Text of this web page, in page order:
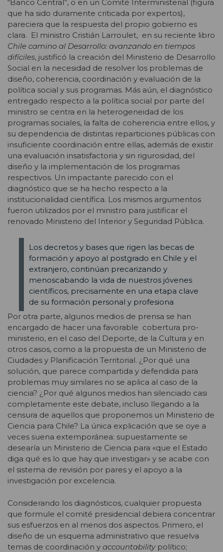
“Banco Central”, o en un Comité Interministerial (figura
que ha sido duramente criticada por expertos),
pareciera que la respuesta del propio gobierno es
clara. El ministro Cristián Larroulet, en su reciente libro
Chile camino al Desarrollo: avanzando en tiempos
difíciles, justificó la creación del Ministerio de Desarrollo
Social en la necesidad de resolver los problemas de
diseño, coherencia, coordinación y evaluación de la
política social y sus programas. Más aún, el diagnóstico
entregado respecto a la política social por parte del
ministro se centra en la heterogeneidad de los
programas sociales, la falta de coherencia entre ellos, y
su dependencia de distintas reparticiones públicas con
insuficiente coordinación entre ellas, además de existir
una evaluación insatisfactoria y sin rigurosidad, del
diseño y la implementación de los programas
respectivos. Un impactante parecido con el
diagnóstico que se ha hecho respecto a la
institucionalidad científica. Los mismos argumentos
fueron utilizados por el ministro para justificar el
renovado Ministerio del Interior y Seguridad Pública.
Los decretos y bases que rigen las becas de
formación y apoyo al postgrado en Chile y el
extranjero, continúan precarizando y
menoscabando la vida de nuestros jóvenes
científicos, precisamente en una etapa clave
de su formación personal y profesiona
Por otra parte, algunos medios de prensa se han
encargado de hacer una favorable cobertura pro-
ministerio, en el caso del Deporte, de la Cultura y en
otros casos, como a la propuesta de un Ministerio de
Ciudades y Planificación Territorial. ¿Por qué una
solución, que parece compartida y defendida para
problemas muy similares no se aplica al caso de la
ciencia? ¿Por qué algunos medios han silenciado casi
completamente este debate, incluso llegando a la
censura de aquellos que proponemos un Ministerio de
Ciencia para Chile? La única explicación que se oye a
veces suena extemporánea: supuestamente se
desearía un Ministerio de Ciencia para «que el Estado
diga qué es lo que hay que investigar» y se acabe con
el sistema de revisión por pares y el apoyo a la
investigación por excelencia.
Considerando los diagnósticos, cualquier propuesta
que formule el comité presidencial debiera concentrar
sus esfuerzos en al menos dos aspectos. Primero, el
diseño de un esquema administrativo que resuelva
temas de coordinación y accountabilitypolítico;